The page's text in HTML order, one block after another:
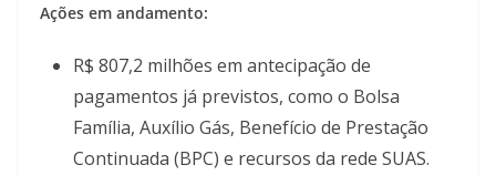
Ações em andamento:
R$ 807,2 milhões em antecipação de
pagamentos já previstos, como o Bolsa
Família, Auxílio Gás, Benefício de Prestação
Continuada (BPC) e recursos da rede SUAS.